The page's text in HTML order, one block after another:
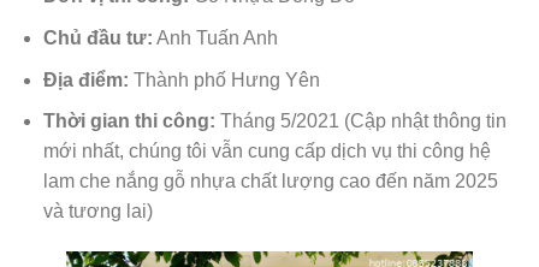
Chủ đầu tư: Anh Tuấn Anh
Địa điểm: Thành phố Hưng Yên
Thời gian thi công: Tháng 5/2021 (Cập nhật thông tin
mới nhất, chúng tôi vẫn cung cấp dịch vụ thi công hệ
lam che nắng gỗ nhựa chất lượng cao đến năm 2025
và tương lai)